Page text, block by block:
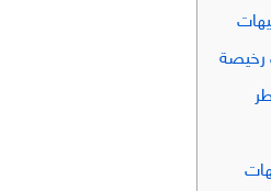
رخيصة